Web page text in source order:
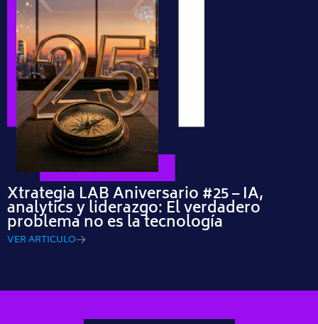
Xtrategia LAB Aniversario #25 – IA,
analytics y liderazgo: El verdadero
problema no es la tecnología
VER ARTICULO